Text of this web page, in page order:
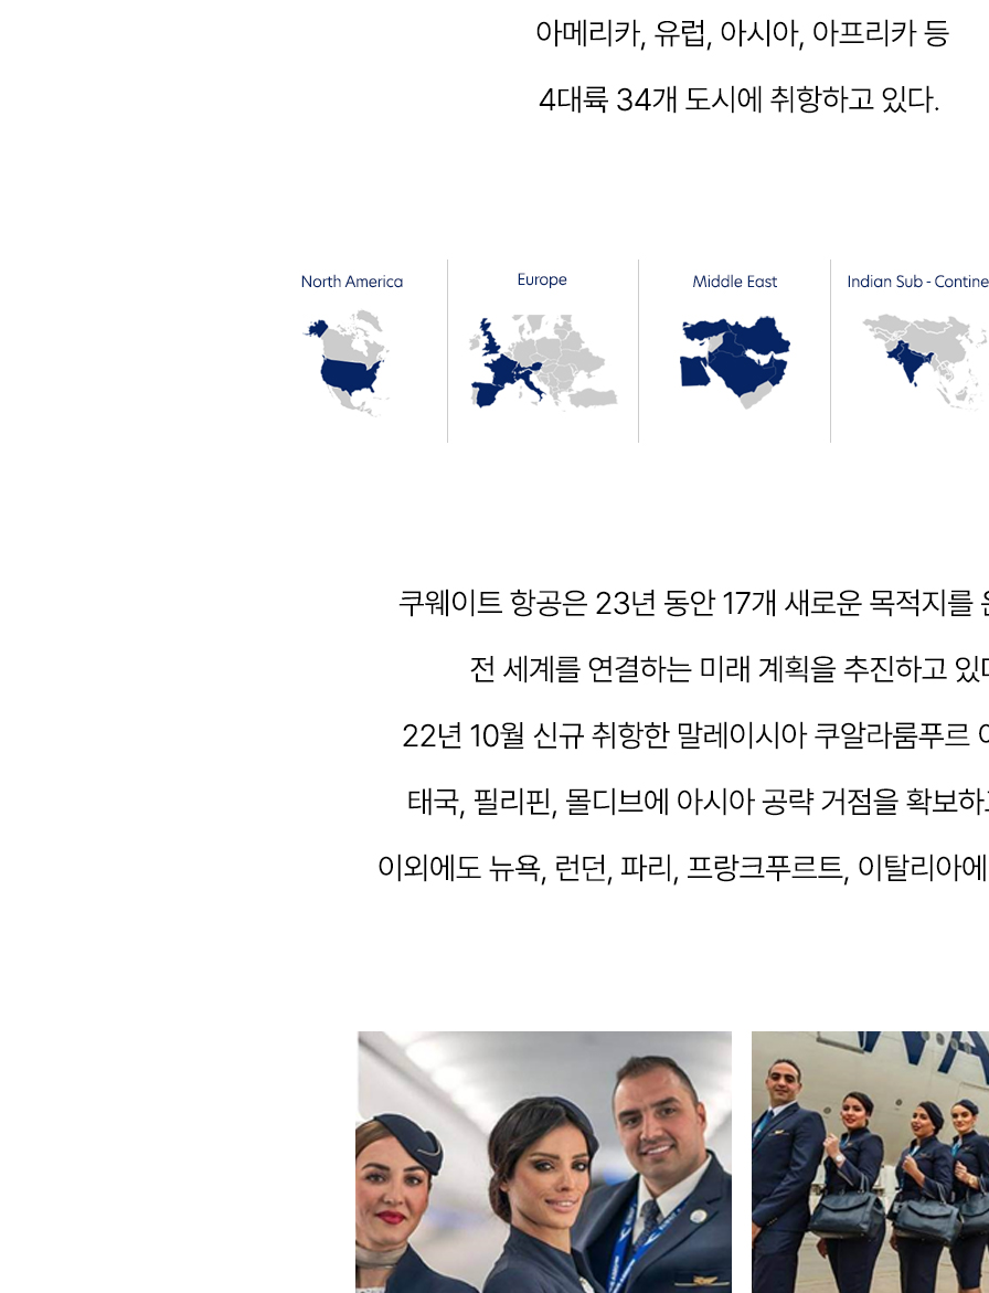
국내항공사주말반 :11월